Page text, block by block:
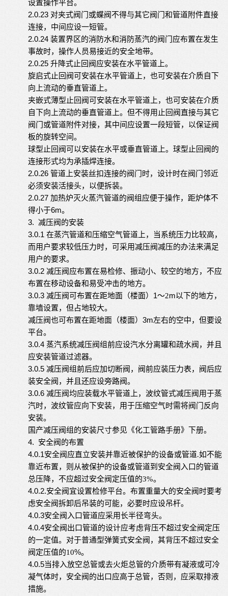
设置操作平台。
2.0.23 对夹式阀门或蝶阀不得与其它阀门和管道附件直接
连接，中间应设一短管。
2.0.24 装置界区的消防水和消防蒸汽的阀门应布置在发生
事故时，操作人员易接近的安全地带。
2.0.25 升降式止回阀应安装在水平管道上。
旋启式止回阀可安装在水平管道上，也可安装在介质自下
向上流动的垂直管道上。
夹嵌式薄型止回阀可安装在水平管道上，也可安装在介质
自下向上流动的垂直管道上。但不得用止回阀直接与其它
阀门或管道附件对接，其中间应设置一段短管，以保证阀
板的旋转空间。
球型止回阀可以安装在水平或垂直管道上。球型止回阀的
连接形式均为承插焊连接。
2.0.26 管道上安装丝扣连接的阀门时，设计时在阀门邻近
必须安装活接头，以便拆装。
2.0.27 加热炉灭火蒸汽管道的阀组应便于操作，距炉体不
得小于6m。
3. 减压阀的安装
3.0.1 在蒸汽管道和压缩空气管道上，当系统压力比较高，
而用户要求较低压力时，可采用减压阀减压的办法来满足
用户的要求。
3.0.2 减压阀应布置在易检修、振动小、较空的地方，不应
布置在移动设备和易受冲击的地方。
3.0.3 减压阀可布置在距地面（楼面） 1～2m以下的地方，
靠墙设置，但占地较大。
减压阀也可布置在距地面（楼面） 3m左右的空中，但要设
平台。
3.0.4 蒸汽系统减压阀组前应设汽水分离罐和疏水阀，并且
应安装管道过滤器。
3.0.5 减压阀组前后应加切断阀，阀前应装压力表，阀后应
装安全阀，并且还应设旁路阀。
3.0.6 减压阀均应装载水平管道上，波纹管式减压阀用于蒸
汽时，波纹管应向下安装，用于压缩空气时需将阀门反向
安装。
国产减压阀组的安装尺寸参见《化工管路手册》下册。
4. 安全阀的布置
4.0.1安全阀应直立安装并靠近被保护的设备或管道.如不能
靠近布置，则从被保护的设备或管道到安全阀入口的管道
总压降，不应超过安全阀定压值的3%。
4.0.2.安全阀宜设置检修平台。布置重量大的安全阀时要考
虑安全阀拆卸后吊装的可能，必要时应设吊杆。
4.0.3安全阀入口管道应采用长半径弯头。
4.0.4安全阀出口管道的设计应考虑背压不超过安全阀定压
的一定值。对于普通型弹簧式安全阀，其背压不超过安全
阀定压值的10%。
4.0.5当排入放空总管或去火炬总管的介质带有凝液或可冷
凝气体时，安全阀的出口应高于总管，否则，应采取排液
措施。